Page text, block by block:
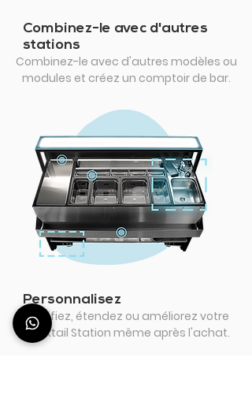
Combinez-le avec d'autres
stations
Combinez-le avec d'autres modèles ou
modules et créez un comptoir de bar.
Personnalisez
Modifiez, étendez ou améliorez votre
Cocktail Station même après l'achat.